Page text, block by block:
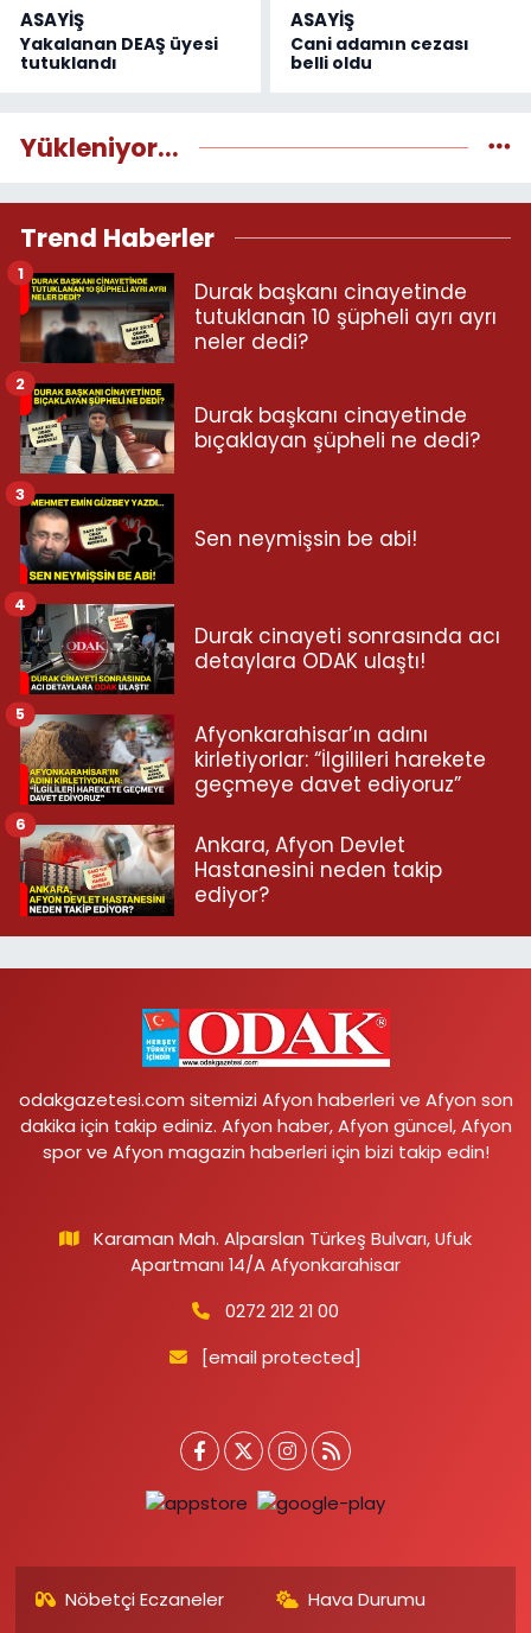
ASAYİŞ
Yakalanan DEAŞ üyesi
tutuklandı
ASAYİŞ
Cani adamın cezası
belli oldu
Yükleniyor...
Trend Haberler
Durak başkanı cinayetinde
tutuklanan 10 şüpheli ayrı ayrı
neler dedi?
1
Durak başkanı cinayetinde
bıçaklayan şüpheli ne dedi?
2
Sen neymişsin be abi!
3
Durak cinayeti sonrasında acı
detaylara ODAK ulaştı!
4
Afyonkarahisar’ın adını
kirletiyorlar: “İlgilileri harekete
geçmeye davet ediyoruz”
5
Ankara, Afyon Devlet
Hastanesini neden takip
ediyor?
6
odakgazetesi.com sitemizi Afyon haberleri ve Afyon son
dakika için takip ediniz. Afyon haber, Afyon güncel, Afyon
spor ve Afyon magazin haberleri için bizi takip edin!
Karaman Mah. Alparslan Türkeş Bulvarı, Ufuk
Apartmanı 14/A Afyonkarahisar
0272 212 21 00
[email protected]
Nöbetçi Eczaneler Hava Durumu